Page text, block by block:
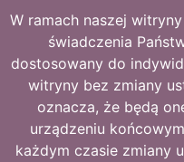
W ramach naszej
świadczenia
dostosowany do
witryny bez zmiany
oznacza, że będą
urządzeniu
każdym czasie zmiany